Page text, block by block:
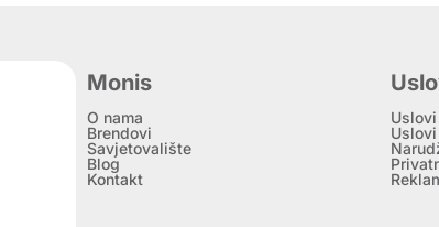
Monis
O nama
Brendovi
Savjetovalište
Blog
Kontakt